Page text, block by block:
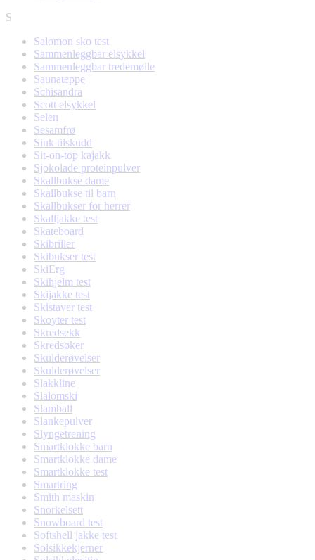
S
Salomon sko test
Sammenleggbar elsykkel
Sammenleggbar tredemølle
Saunateppe
Schisandra
Scott elsykkel
Selen
Sesamfrø
Sink tilskudd
Sit-on-top kajakk
Sjokolade proteinpulver
Skallbukse dame
Skallbukse til barn
Skallbukser for herrer
Skalljakke test
Skateboard
Skibriller
Skibukser test
SkiErg
Skihjelm test
Skijakke test
Skistaver test
Skoyter test
Skredsekk
Skredsøker
Skulderøvelser
Skulderøvelser
Slakkline
Slalomski
Slamball
Slankepulver
Slyngetrening
Smartklokke barn
Smartklokke dame
Smartklokke test
Smartring
Smith maskin
Snorkelsett
Snowboard test
Softshell jakke test
Solsikkekjerner